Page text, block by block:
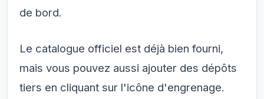
de bord.
Le catalogue officiel est déjà bien fourni,
mais vous pouvez aussi ajouter des dépôts
tiers en cliquant sur l'icône d'engrenage.